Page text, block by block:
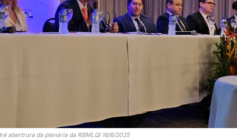
abertrura da plenária da RBMLQI 16/6/2025